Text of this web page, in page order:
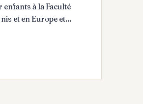
à la Faculté
et en Europe et